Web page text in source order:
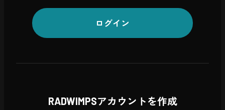
ログイン
RADWIMPSアカウントを作成